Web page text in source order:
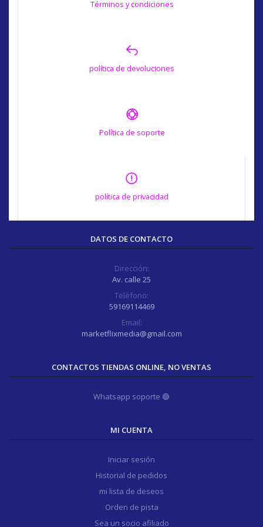
Términos y condiciones
política de devoluciones
Política de soporte
política de privacidad
DATOS DE CONTACTO
Dirección:
Av. calle 25
Teléfono:
59169114469
Email:
marketflixmedia@gmail.com
CONTACTOS TIENDAS ONLINE, NO VENTAS
Whatsapp soporte 🟢
MI CUENTA
Iniciar sesión
Historial de pedidos
mi lista de deseos
Orden de pista
Sea un socio afiliado